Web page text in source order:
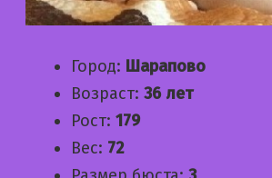
Город: Шарапово
Возраст: 36 лет
Рост: 179
Вес: 72